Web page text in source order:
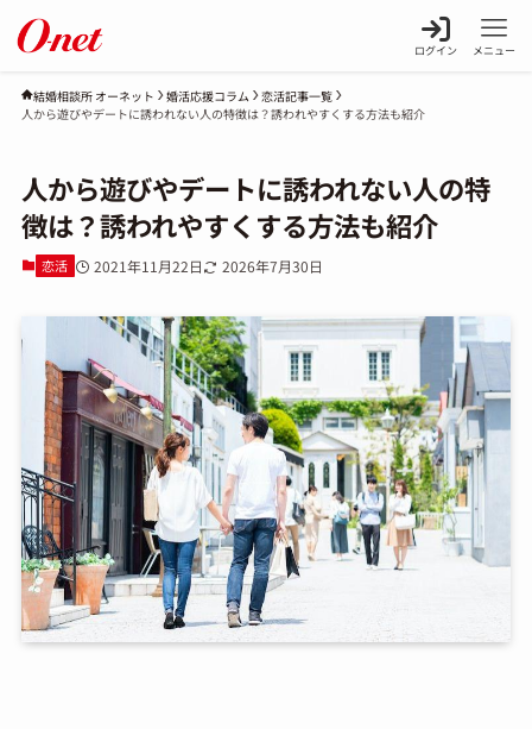
ログイン メニュー
結婚相談所 オーネット 婚活応援コラム
恋活記事一覧
人から遊びやデートに誘われない人の特徴は？誘われやすくする方法も紹介
人から遊びやデートに誘われない人の特
徴は？誘われやすくする方法も紹介
恋活 2021年11月22日 2026年7月30日